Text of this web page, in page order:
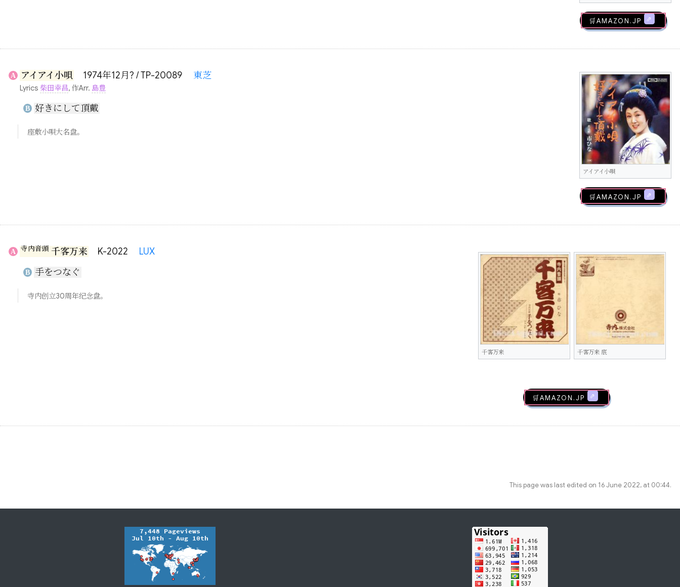
🛒AMAZON.jp
A アイアイ小唄 1974年12月? / TP-20089 東芝
Lyrics 柴田幸昌, 作Arr. 島豊
B 好きにして頂戴
座敷小唄大名盘。
アイアイ小唄
🛒AMAZON.jp
A 寺内音頭 千客万来 K-2022 LUX
B 手をつなぐ
寺内创立30周年纪念盘。
千客万来 千客万来 底
🛒AMAZON.jp
This page was last edited on 16 June 2022, at 00:44.